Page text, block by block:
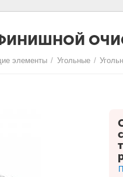
элементы / Угольные /